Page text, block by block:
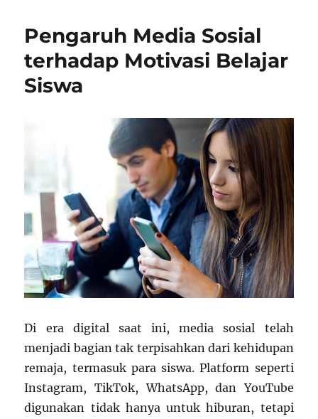
Pengaruh Media Sosial
terhadap Motivasi Belajar
Siswa
Di era digital saat ini, media sosial telah
menjadi bagian tak terpisahkan dari kehidupan
remaja, termasuk para siswa. Platform seperti
Instagram, TikTok, WhatsApp, dan YouTube
digunakan tidak hanya untuk hiburan, tetapi